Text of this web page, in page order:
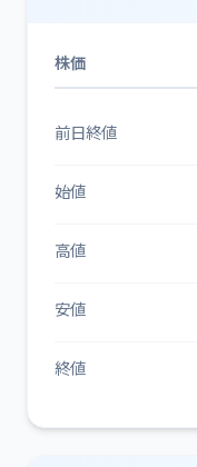
株価
前日終値
始値
高値
安値
終値